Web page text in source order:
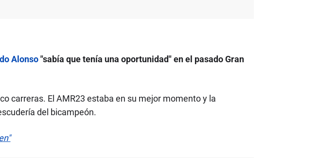
Alonso"sabía que tenía una oportunidad" en el pasado Gran
carreras. El AMR23 estaba en su mejor momento y la
del bicampeón.